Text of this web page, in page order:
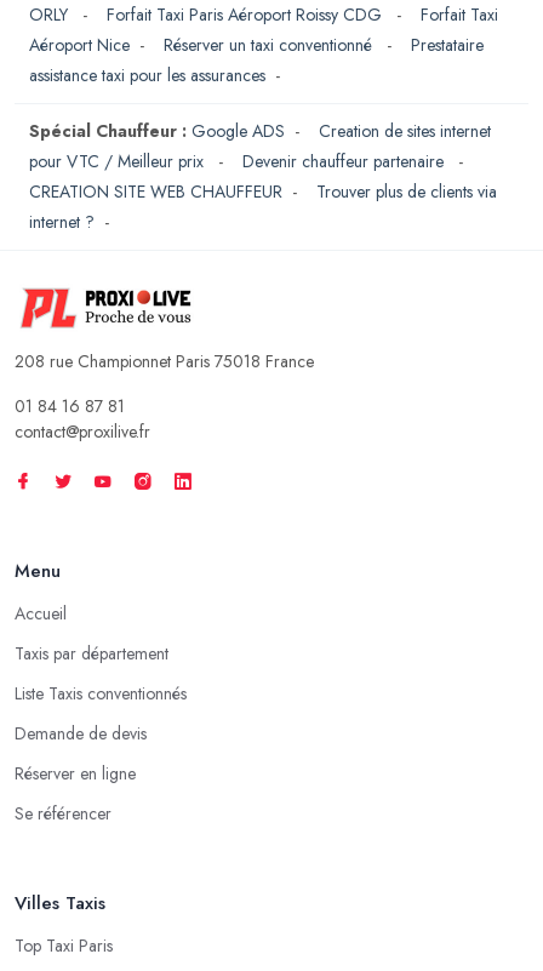
ORLY
- Forfait Taxi Paris Aéroport Roissy CDG - Forfait Taxi
Aéroport Nice - Réserver un taxi conventionné - Prestataire
assistance taxi pour les assurances -
Spécial Chauffeur : Google ADS - Creation de sites internet
pour VTC / Meilleur prix
- Devenir chauffeur partenaire
-
CREATION SITE WEB CHAUFFEUR - Trouver plus de clients via
internet ? -
208 rue Championnet Paris 75018 France
01 84 16 87 81
contact@proxilive.fr
Menu
Accueil
Taxis par département
Liste Taxis conventionnés
Demande de devis
Réserver en ligne
Se référencer
Villes Taxis
Top Taxi Paris